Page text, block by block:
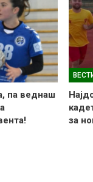
па веднаш
за